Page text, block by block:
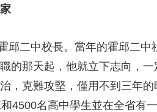
邱二中校長。當年的霍邱二
的那天起，他就立下志向，
，克難攻堅，僅用不到三年
4500名高中學生並在全省有